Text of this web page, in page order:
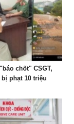
chốt" CSGT,
phạt 10 triệu